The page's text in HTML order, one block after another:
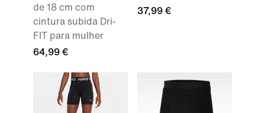
de 18 cm com
cintura subida Dri-
FIT para mulher
64,99 €
37,99 €